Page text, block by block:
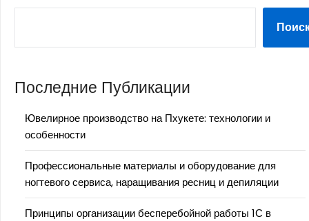
Последние Публикации
Ювелирное производство на Пхукете: технологии и
особенности
Профессиональные материалы и оборудование для
ногтевого сервиса, наращивания ресниц и депиляции
Принципы организации бесперебойной работы 1С в